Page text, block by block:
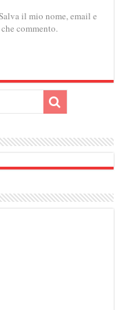
il mio nome, email e
commento.